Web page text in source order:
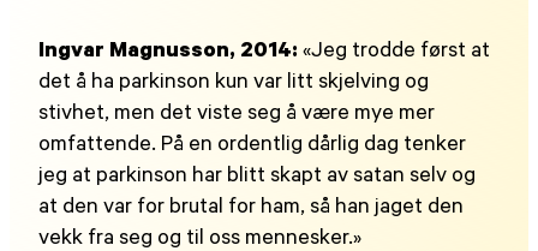
Ingvar Magnusson, 2014: «Jeg trodde først at
det å ha parkinson kun var litt skjelving og
stivhet, men det viste seg å være mye mer
omfattende. På en ordentlig dårlig dag tenker
jeg at parkinson har blitt skapt av satan selv og
at den var for brutal for ham, så han jaget den
vekk fra seg og til oss mennesker.»